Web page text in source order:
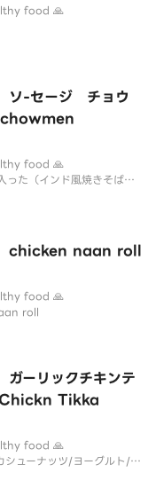
food 🙏
いう時に是非
ソ-セージ チョウ
food 🙏
った（インド風焼きそば）
】 chicken naan roll
food 🙏
roll
ガーリックチキンテ
Tikka
food 🙏
ューナッツ/ヨーグルト/